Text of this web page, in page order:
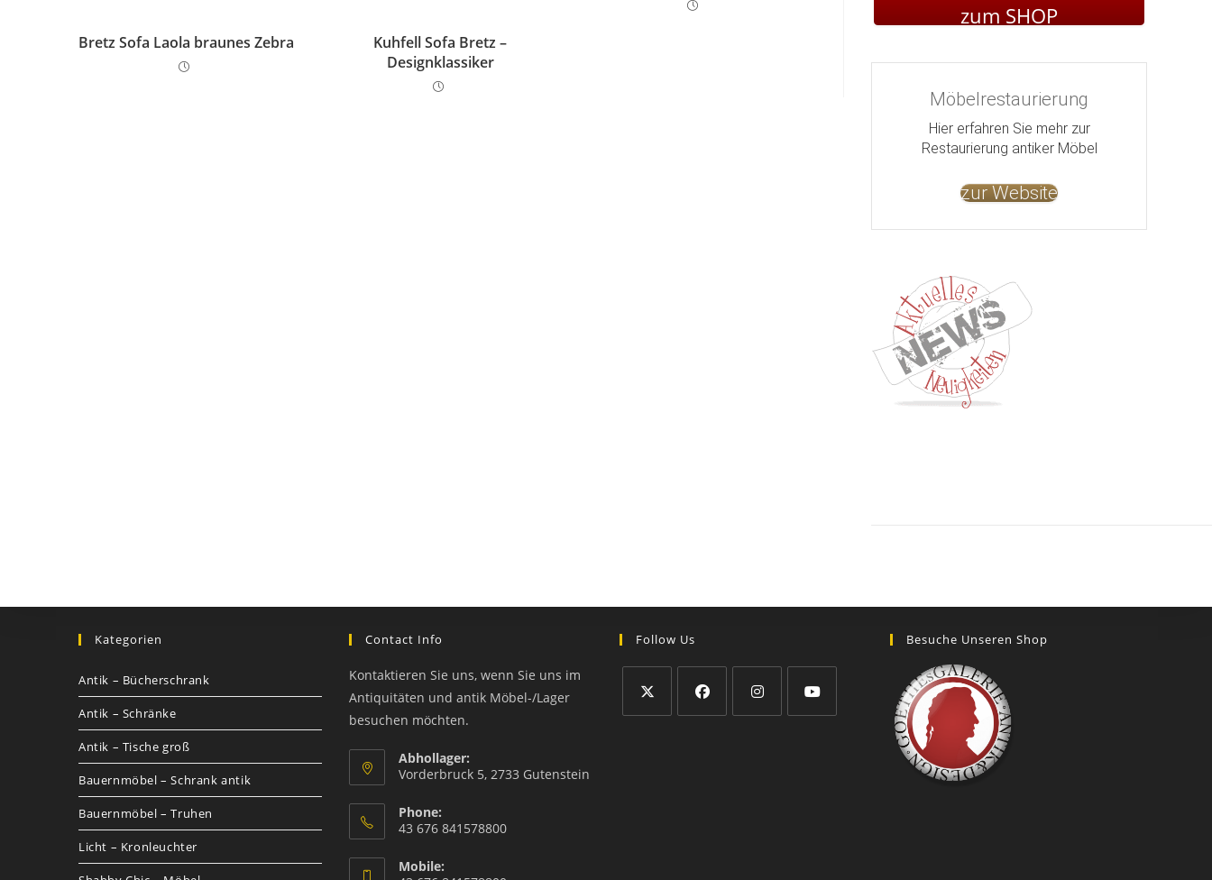
Bretz Sofa Laola braunes Zebra
Kuhfell Sofa Bretz –
Designklassiker
zum SHOP
Möbelrestaurierung
Hier erfahren Sie mehr zur
Restaurierung antiker Möbel
zur Website
Kategorien
Antik – Bücherschrank
Antik – Schränke
Antik – Tische groß
Bauernmöbel – Schrank antik
Bauernmöbel – Truhen
Licht – Kronleuchter
Contact Info
Kontaktieren Sie uns, wenn Sie uns im
Antiquitäten und antik Möbel-/Lager
besuchen möchten.
Abhollager:
Vorderbruck 5, 2733 Gutenstein
Phone:
43 676 841578800
Mobile:
Follow Us Besuche Unseren Shop